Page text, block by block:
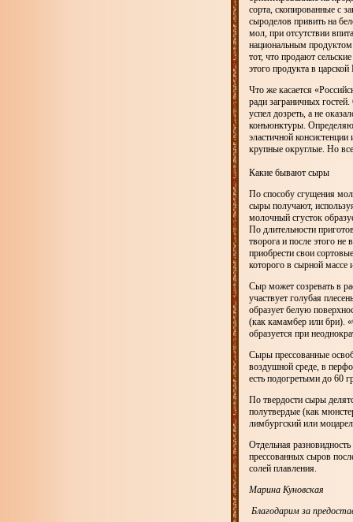
сорта, скопированные с
сыроделов привить на
мол, при отсутствии
национальным
тот, что продают
этого продукта в
Что же касается
ради заграничных
успел дозреть, а не
конъюнктуры.
эластичной
крупные округлые. Но
Какие бывают сыры
По способу сгущения
сыры получают,
молочный сгусток
По длительности
творога и после этого
приобрести свои
которого в сырной массе
Сыр может созревать в
участвует голубая
образует белую
(как камамбер или бри).
образуется при
Сыры прессованные
воздушной среде, в
есть подогретыми до 60
По твердости сыры
полутвердые (как
лимбургский или
Отдельная
прессованных сыров
солей плавления.
Марина Куновская
Благодарим за